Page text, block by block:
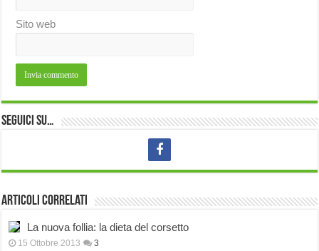
Sito web
Seguici su…
Articoli correlati
La nuova follia: la dieta del corsetto
15 Ottobre 2013 3